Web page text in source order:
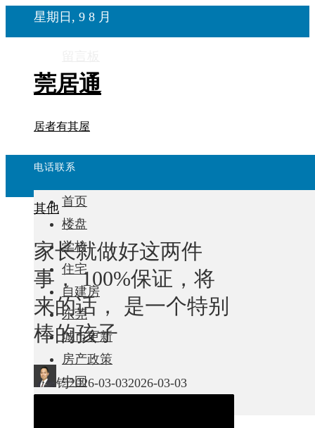
星期日, 9 8 月
莞居通
居者有其屋
电话联系
首页
楼盘
学校
住宅
自建房
东莞
城市更新
房产政策
中国
其他
家长就做好这两件
事， 100%保证，将
来的话， 是一个特别
棒的孩子
钧2026-03-032026-03-03